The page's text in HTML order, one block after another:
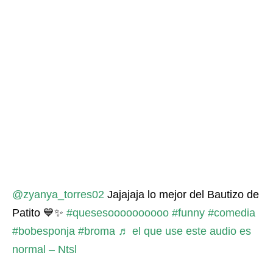
@zyanya_torres02 Jajajaja lo mejor del Bautizo de
Patito 💙✨ #quesesoooooooooo #funny #comedia
#bobesponja #broma ♬ el que use este audio es
normal – Ntsl